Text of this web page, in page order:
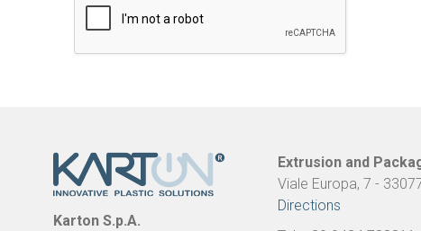
Karton S.p.A.
Extrusion and
Viale Europa, 7 -
Directions